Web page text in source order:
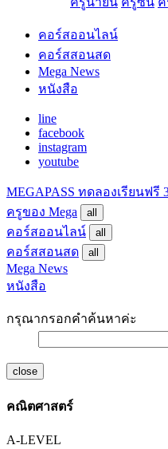
คอร์สออนไลน์
คอร์สสอนสด
Mega News
หนังสือ
line
facebook
instagram
youtube
MEGAPASS ทดลองเรียนฟรี
ครูของ Mega
all
คอร์สออนไลน์ all
คอร์สสอนสด all
Mega News
หนังสือ
กรุณากรอกคำค้นหาค่ะ
close
คณิตศาสตร์
A-LEVEL